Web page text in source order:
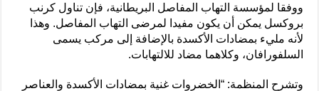
ووفقا لمؤسسة التهاب المفاصل البريطانية، فإن تناول كرنب
بروكسل يمكن أن يكون مفيدا لمرضى التهاب المفاصل. وهذا
لأنه مليء بمضادات الأكسدة بالإضافة إلى مركب يسمى
السلفورافان، وكلاهما مضاد للالتهابات.
وتشرح المنظمة: “الخضروات غنية بمضادات الأكسدة والعناصر